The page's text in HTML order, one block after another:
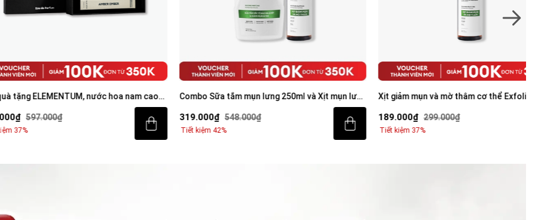
nước hoa nam cao
collection
Combo Sữa tắm mụn lưng 250ml và Xịt mụn lưng
100ml
319.000₫ 548.000₫
Tiết kiệm 42%
Xịt giảm mụn và mờ thâm cơ thể Exfoliating
Body Spray 100ml
189.000₫ 299.000₫
Tiết kiệm 37%